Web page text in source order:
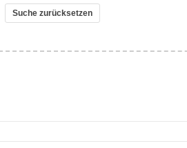
Suche zurücksetzen